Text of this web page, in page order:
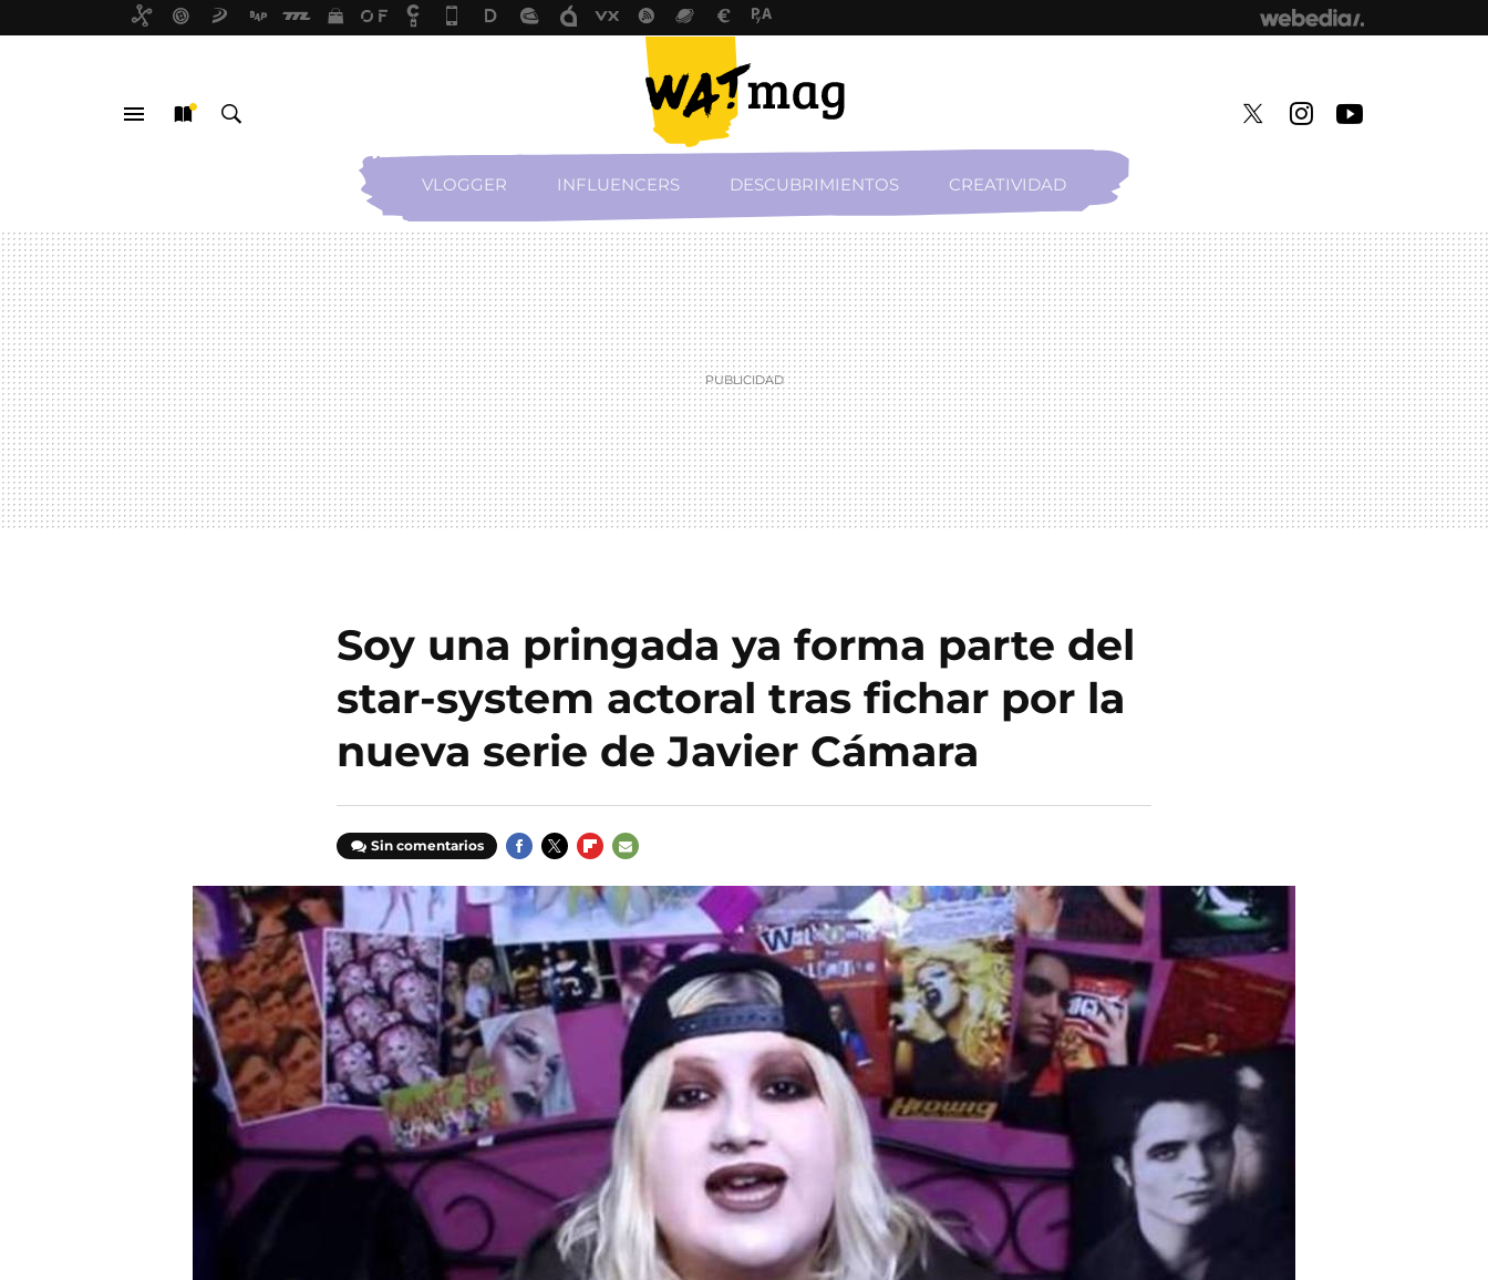
VLOGGER INFLUENCERS DESCUBRIMIENTOS CREATIVIDAD
Soy una pringada ya forma parte del
star-system actoral tras fichar por la
nueva serie de Javier Cámara
Sin comentarios
MAIL